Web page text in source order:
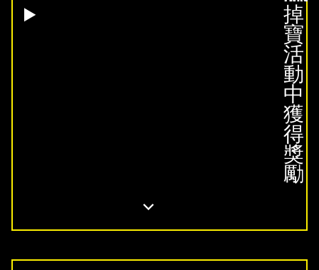
掉
寶
活
動
中
獲
得
獎
勵